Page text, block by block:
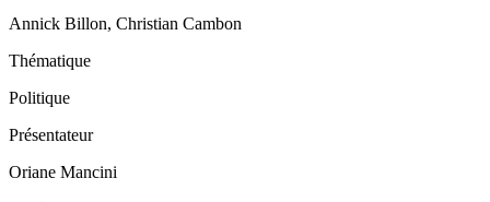
Annick Billon, Christian Cambon
Thématique
Politique
Présentateur
Oriane Mancini